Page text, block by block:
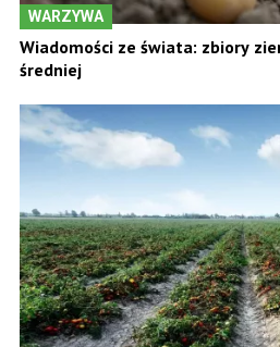
WARZYWA
Wiadomości ze świata: zbiory
średniej